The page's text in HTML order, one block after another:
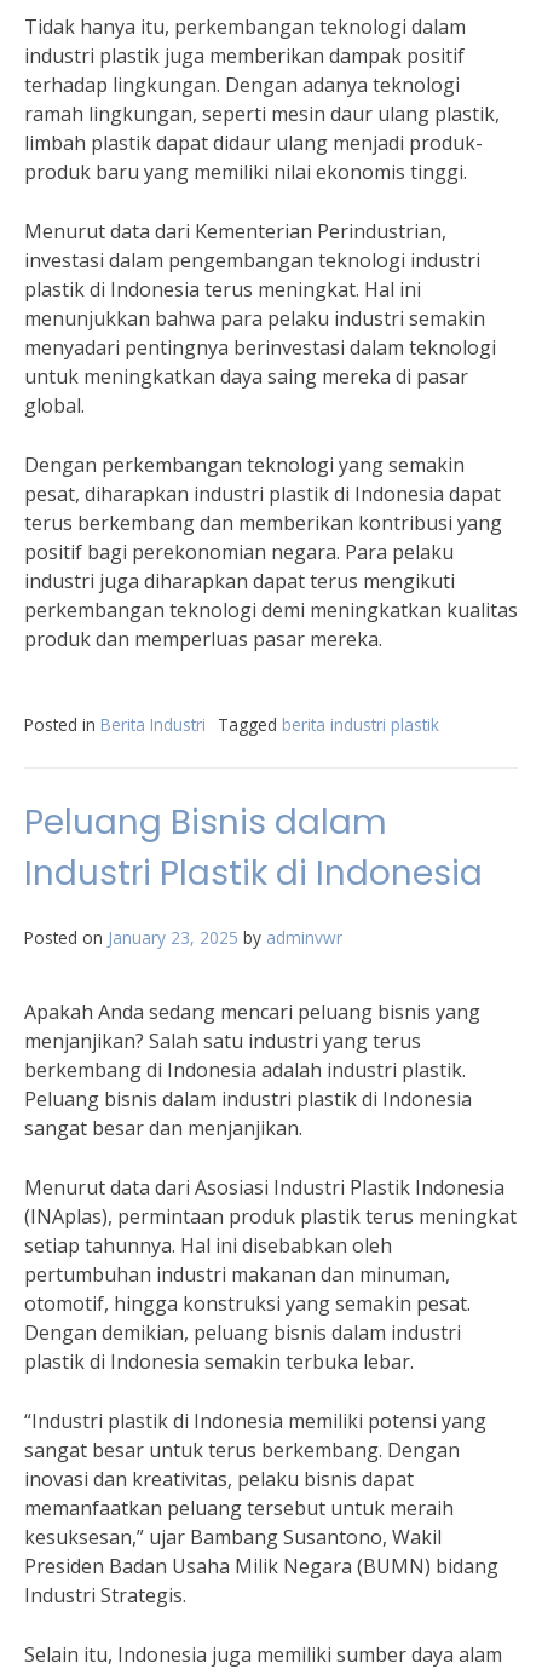
Tidak hanya itu, perkembangan teknologi dalam
industri plastik juga memberikan dampak positif
terhadap lingkungan. Dengan adanya teknologi
ramah lingkungan, seperti mesin daur ulang plastik,
limbah plastik dapat didaur ulang menjadi produk-
produk baru yang memiliki nilai ekonomis tinggi.
Menurut data dari Kementerian Perindustrian,
investasi dalam pengembangan teknologi industri
plastik di Indonesia terus meningkat. Hal ini
menunjukkan bahwa para pelaku industri semakin
menyadari pentingnya berinvestasi dalam teknologi
untuk meningkatkan daya saing mereka di pasar
global.
Dengan perkembangan teknologi yang semakin
pesat, diharapkan industri plastik di Indonesia dapat
terus berkembang dan memberikan kontribusi yang
positif bagi perekonomian negara. Para pelaku
industri juga diharapkan dapat terus mengikuti
perkembangan teknologi demi meningkatkan kualitas
produk dan memperluas pasar mereka.
Posted in Berita Industri Tagged berita industri plastik
Peluang Bisnis dalam
Industri Plastik di Indonesia
Posted on January 23, 2025 by adminvwr
Apakah Anda sedang mencari peluang bisnis yang
menjanjikan? Salah satu industri yang terus
berkembang di Indonesia adalah industri plastik.
Peluang bisnis dalam industri plastik di Indonesia
sangat besar dan menjanjikan.
Menurut data dari Asosiasi Industri Plastik Indonesia
(INAplas), permintaan produk plastik terus meningkat
setiap tahunnya. Hal ini disebabkan oleh
pertumbuhan industri makanan dan minuman,
otomotif, hingga konstruksi yang semakin pesat.
Dengan demikian, peluang bisnis dalam industri
plastik di Indonesia semakin terbuka lebar.
“Industri plastik di Indonesia memiliki potensi yang
sangat besar untuk terus berkembang. Dengan
inovasi dan kreativitas, pelaku bisnis dapat
memanfaatkan peluang tersebut untuk meraih
kesuksesan,” ujar Bambang Susantono, Wakil
Presiden Badan Usaha Milik Negara (BUMN) bidang
Industri Strategis.
Selain itu, Indonesia juga memiliki sumber daya alam